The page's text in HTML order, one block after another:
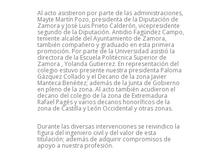
Al acto asistieron por parte de las administraciones,
Mayte Martín Pozo, presidenta de la Diputación de
Zamora y José Luis Prieto Calderón, vicepresidente
segundo de la Diputación. Antidio Fagúndez Campo,
teniente alcalde del Ayuntamiento de Zamora,
también compañero y graduado en esta primera
promoción. Por parte de la Universidad asistió la
directora de la Escuela Politécnica Superior de
Zamora , Yolanda Gutierrez. En representación del
colegio estuvo presente nuestra presidenta Paloma
Gázquez Collado y el Decano de la zona Javier
Manteca Benéitez; además de la Junta de Gobierno
en pleno de la zona. Al acto también acudieron el
decano del colegio de la zona de Extremadura
Rafael Pagés y varios decanos honoríficos de la
zona de Castilla y León Occidental y otras zonas.
Durante las diversas intervenciones se reivindico la
figura del ingeniero civil y del valor de esta
titulación; además de adquirir compromisos de
apoyo a nuestra profesión.